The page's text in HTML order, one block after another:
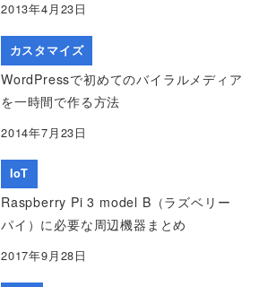
2013年4月23日
カスタマイズ
WordPressで初めてのバイラルメディア
を一時間で作る方法
2014年7月23日
IoT
Raspberry Pi 3 model B（ラズベリー
パイ）に必要な周辺機器まとめ
2017年9月28日